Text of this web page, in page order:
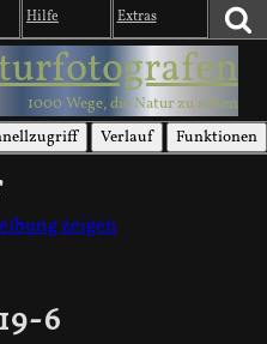
Hilfe Extras
1000 Wege, die Natur zu sehen
Verlauf Funktionen
zeigen
6